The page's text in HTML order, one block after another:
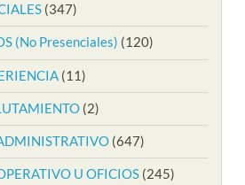
(347)
(No Presenciales) (120)
(11)
(2)
(647)
U OFICIOS (245)